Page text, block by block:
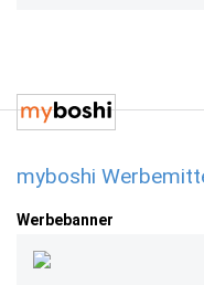
myboshi
Werbebanner